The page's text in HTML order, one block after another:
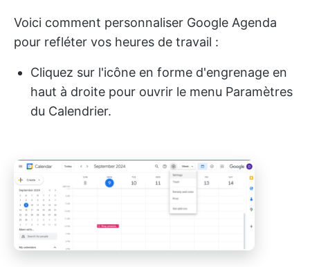
Voici comment personnaliser Google Agenda
pour refléter vos heures de travail :
Cliquez sur l'icône en forme d'engrenage en
haut à droite pour ouvrir le menu Paramètres
du Calendrier.